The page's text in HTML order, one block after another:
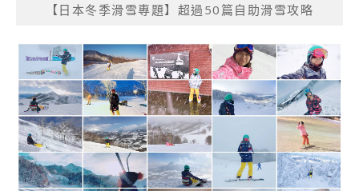
【日本冬季滑雪專題】超過50篇自助滑雪攻略